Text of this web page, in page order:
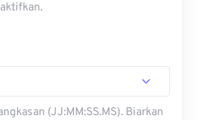
(JJ:MM:SS.MS). Biarkan